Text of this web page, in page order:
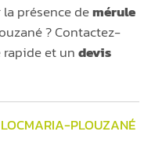
présence demérule
? Contactez-
et undevis
PLOUZANÉ